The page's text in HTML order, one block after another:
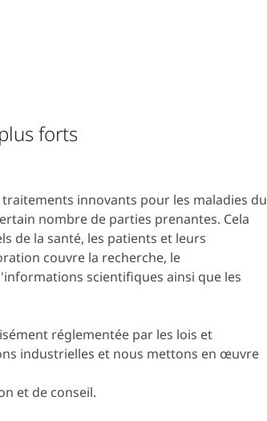
forts
innovants pour les maladies du
nombre de parties prenantes. Cela
de la santé, les patients et leurs
couvre la recherche, le
scientifiques ainsi que les
réglementée par les lois et
industrielles et nous mettons en œuvre
et de conseil.